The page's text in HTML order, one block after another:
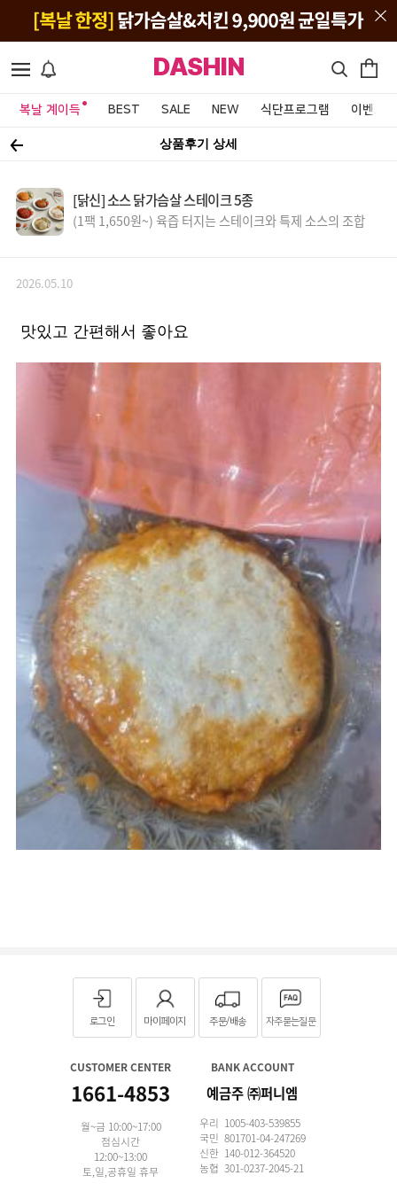
DASHIN
복날 계이득 BEST SALE NEW 식단프로그램 이벤트&
상품후기 상세
[닭신] 소스 닭가슴살 스테이크 5종
(1팩 1,650원~) 육즙 터지는 스테이크와 특제 소스의 조합
2026.05.10
맛있고 간편해서 좋아요
로그인 마이페이지 주문/배송 자주묻는질문
CUSTOMER CENTER
1661-4853
월~금 10:00~17:00
점심시간
12:00~13:00
토,일,공휴일 휴무
BANK ACCOUNT
예금주 ㈜퍼니엠
우리 1005-403-539855
국민 801701-04-247269
신한 140-012-364520
농협 301-0237-2045-21